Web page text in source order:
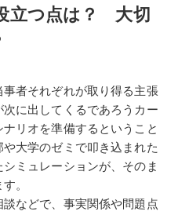
立つ点は？ 大切
者それぞれが取り得る主張
に出してくるであろうカー
リオを準備するということ
大学のゼミで叩き込まれた
ミュレーションが、そのま
。
などで、事実関係や問題点